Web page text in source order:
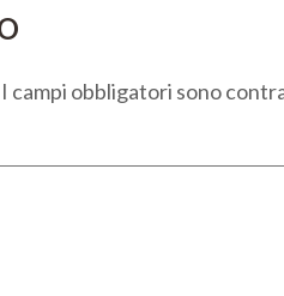
I campi obbligatori sono